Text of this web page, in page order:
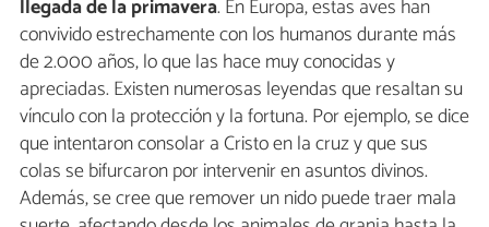
llegada de la primavera. En Europa, estas aves han
convivido estrechamente con los humanos durante más
de 2.000 años, lo que las hace muy conocidas y
apreciadas. Existen numerosas leyendas que resaltan su
vínculo con la protección y la fortuna. Por ejemplo, se dice
que intentaron consolar a Cristo en la cruz y que sus
colas se bifurcaron por intervenir en asuntos divinos.
Además, se cree que remover un nido puede traer mala